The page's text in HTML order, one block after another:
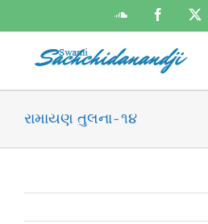
SoundCloud
Facebook
રામાયણ તુલના-૧૪